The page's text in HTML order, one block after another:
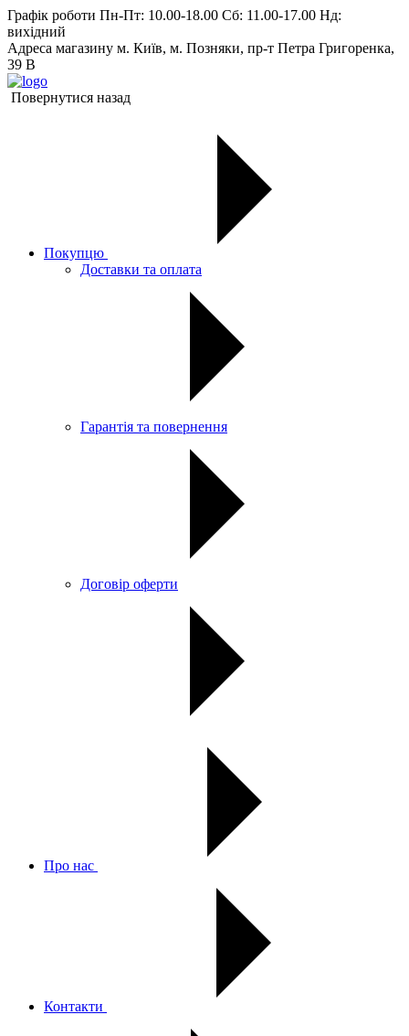
Графік роботи Пн-Пт: 10.00-18.00 Сб: 11.00-17.00 Нд:
вихiдний
Адреса магазину м. Київ, м. Позняки, пр-т Петра Григоренка,
39 В
Повернутися назад
Покупцю
Доставки та оплата
Гарантія та повернення
Договір оферти
Про нас
Контакти